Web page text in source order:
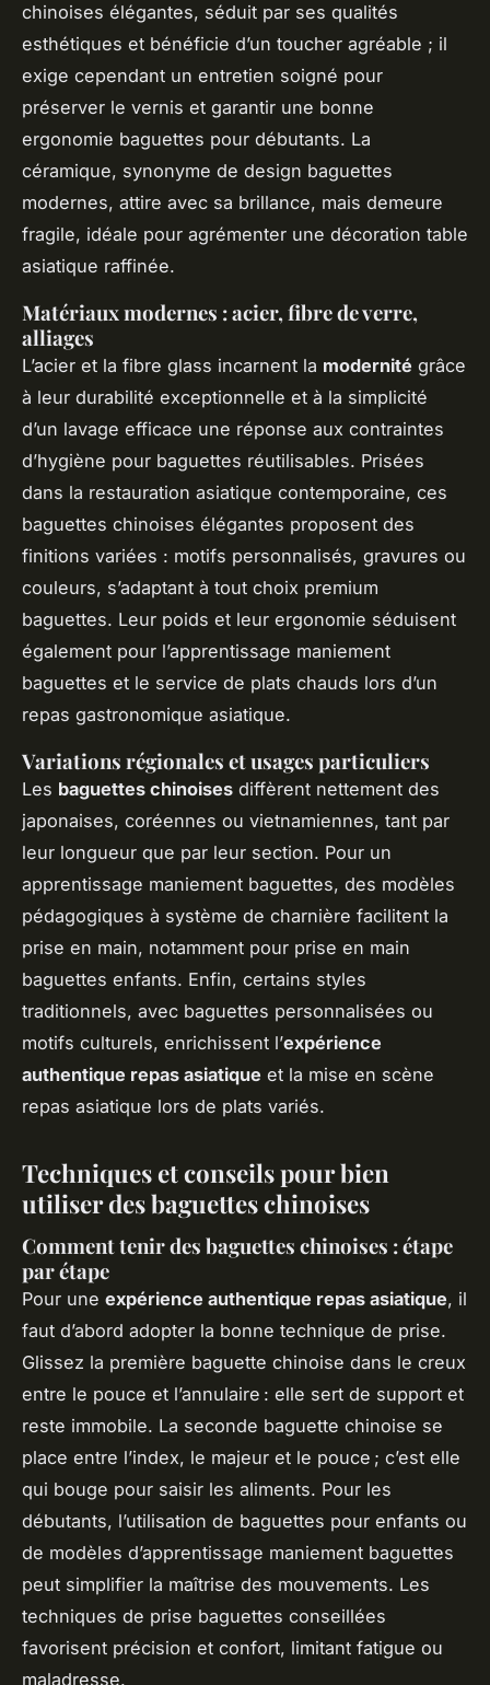
chinoises élégantes, séduit par ses qualités
esthétiques et bénéficie d’un toucher agréable ; il
exige cependant un entretien soigné pour
préserver le vernis et garantir une bonne
ergonomie baguettes pour débutants. La
céramique, synonyme de design baguettes
modernes, attire avec sa brillance, mais demeure
fragile, idéale pour agrémenter une décoration table
asiatique raffinée.
Matériaux modernes : acier, fibre de verre,
alliages
L’acier et la fibre glass incarnent la modernité grâce
à leur durabilité exceptionnelle et à la simplicité
d’un lavage efficace une réponse aux contraintes
d’hygiène pour baguettes réutilisables. Prisées
dans la restauration asiatique contemporaine, ces
baguettes chinoises élégantes proposent des
finitions variées : motifs personnalisés, gravures ou
couleurs, s’adaptant à tout choix premium
baguettes. Leur poids et leur ergonomie séduisent
également pour l’apprentissage maniement
baguettes et le service de plats chauds lors d’un
repas gastronomique asiatique.
Variations régionales et usages particuliers
Les baguettes chinoises diffèrent nettement des
japonaises, coréennes ou vietnamiennes, tant par
leur longueur que par leur section. Pour un
apprentissage maniement baguettes, des modèles
pédagogiques à système de charnière facilitent la
prise en main, notamment pour prise en main
baguettes enfants. Enfin, certains styles
traditionnels, avec baguettes personnalisées ou
motifs culturels, enrichissent l’expérience
authentique repas asiatique et la mise en scène
repas asiatique lors de plats variés.
Techniques et conseils pour bien
utiliser des baguettes chinoises
Comment tenir des baguettes chinoises : étape
par étape
Pour une expérience authentique repas asiatique, il
faut d’abord adopter la bonne technique de prise.
Glissez la première baguette chinoise dans le creux
entre le pouce et l’annulaire : elle sert de support et
reste immobile. La seconde baguette chinoise se
place entre l’index, le majeur et le pouce ; c’est elle
qui bouge pour saisir les aliments. Pour les
débutants, l’utilisation de baguettes pour enfants ou
de modèles d’apprentissage maniement baguettes
peut simplifier la maîtrise des mouvements. Les
techniques de prise baguettes conseillées
favorisent précision et confort, limitant fatigue ou
maladresse.